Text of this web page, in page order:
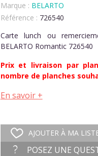
Marque : BELARTO
Référence : 726540
Carte lunch ou
BELARTO Romantic 726540
Prix et livraison par
nombre de planches
En savoir +
AJOUTER À MA
POSEZ UNE